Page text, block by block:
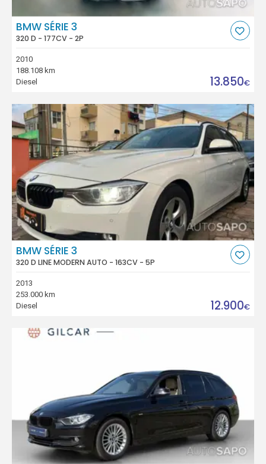
BMW SÉRIE 3
320 D - 177CV - 2P
2010
188.108 km
Diesel
13.850€
BMW SÉRIE 3
320 D LINE MODERN AUTO - 163CV - 5P
2013
253.000 km
Diesel
12.900€